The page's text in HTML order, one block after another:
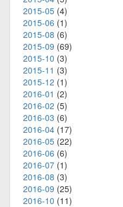
2015-05(4)
2015-06 (1)
2015-08 (6)
2015-09 (69)
2015-10 (3)
2015-11 (3)
2015-12 (1)
2016-01 (2)
2016-02 (5)
2016-03 (6)
2016-04(17)
2016-05(22)
2016-06 (6)
2016-07(1)
2016-08 (3)
2016-09 (25)
2016-10 (11)